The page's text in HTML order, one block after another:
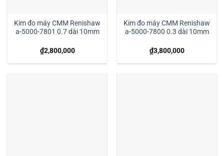
Kim đo máy CMM Renishaw
a-5000-7801 0.7 dài 10mm
₫2,800,000
Kim đo máy CMM Renishaw
a-5000-7800 0.3 dài 10mm
₫3,800,000